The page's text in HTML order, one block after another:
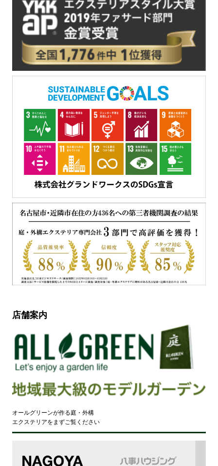
店舗案内
オールグリーンが作る庭・外構
エクステリアをまずご覧ください